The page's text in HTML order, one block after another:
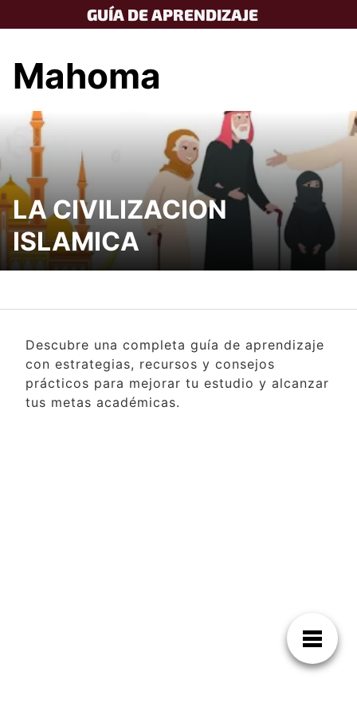
to
GUÍA DE APRENDIZAJE
Mahoma
LA CIVILIZACION
ISLAMICA
Descubre una completa guía de aprendizaje
con estrategias, recursos y consejos
prácticos para mejorar tu estudio y alcanzar
tus metas académicas.